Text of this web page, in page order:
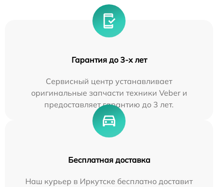
Гарантия до 3-х лет
Сервисный центр устанавливает
оригинальные запчасти техники Veber и
предоставляет гарантию до 3 лет.
Бесплатная доставка
Наш курьер в Иркутске бесплатно доставит